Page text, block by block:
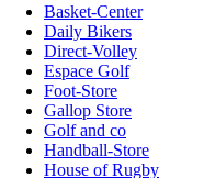
Basket-Center
Daily Bikers
Direct-Volley
Espace Golf
Foot-Store
Gallop Store
Golf and co
Handball-Store
House of Rugby